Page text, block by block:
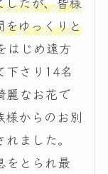
をゆっくりと
はじめ遠方
下さり14名
麗なお花で
様からのお別
ました。
をとられ最